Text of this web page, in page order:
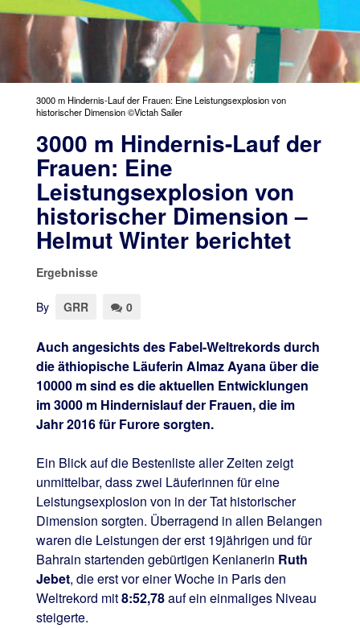
3000 m Hindernis-Lauf der Frauen: Eine Leistungsexplosion von
historischer Dimension ©Victah Sailer
3000 m Hindernis-Lauf der
Frauen: Eine
Leistungsexplosion von
historischer Dimension –
Helmut Winter berichtet
Ergebnisse
By GRR 0
Auch angesichts des Fabel-Weltrekords durch
die äthiopische Läuferin Almaz Ayana über die
10000 m sind es die aktuellen Entwicklungen
im 3000 m Hindernislauf der Frauen, die im
Jahr 2016 für Furore sorgten.
Ein Blick auf die Bestenliste aller Zeiten zeigt
unmittelbar, dass zwei Läuferinnen für eine
Leistungsexplosion von in der Tat historischer
Dimension sorgten. Überragend in allen Belangen
waren die Leistungen der erst 19jährigen und für
Bahrain startenden gebürtigen Kenianerin Ruth
Jebet, die erst vor einer Woche in Paris den
Weltrekord mit8:52,78auf ein einmaliges Niveau
steigerte.